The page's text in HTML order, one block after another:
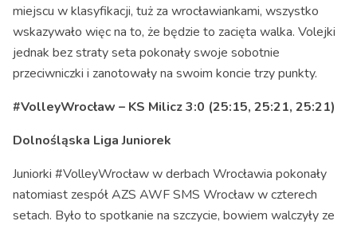
miejscu w klasyfikacji, tuż za wrocławiankami, wszystko
wskazywało więc na to, że będzie to zacięta walka. Volejki
jednak bez straty seta pokonały swoje sobotnie
przeciwniczki i zanotowały na swoim koncie trzy punkty.
#VolleyWrocław – KS Milicz 3:0 (25:15, 25:21, 25:21)
Dolnośląska Liga Juniorek
Juniorki #VolleyWrocław w derbach Wrocławia pokonały
natomiast zespół AZS AWF SMS Wrocław w czterech
setach. Było to spotkanie na szczycie, bowiem walczyły ze